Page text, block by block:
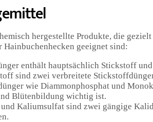
hergestellte Produkte, die
geeignet sind:
enthält hauptsächlich Stickstoff
sind zwei verbreitete
wie Diammonphosphat und
Blütenbildung wichtig ist.
Kaliumsulfat sind zwei gängige